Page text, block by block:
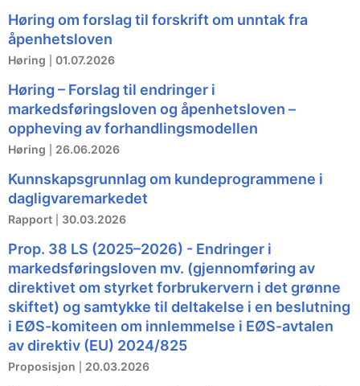
Høring om forslag til forskrift om unntak fra
åpenhetsloven
Høring 01.07.2026
Høring – Forslag til endringer i
markedsføringsloven og åpenhetsloven –
oppheving av forhandlingsmodellen
Høring 26.06.2026
Kunnskapsgrunnlag om kundeprogrammene i
dagligvaremarkedet
Rapport 30.03.2026
Prop. 38 LS (2025–2026) - Endringer i
markedsføringsloven mv. (gjennomføring av
direktivet om styrket forbrukervern i det grønne
skiftet) og samtykke til deltakelse i en beslutning
i EØS-komiteen om innlemmelse i EØS-avtalen
av direktiv (EU) 2024/825
Proposisjon 20.03.2026